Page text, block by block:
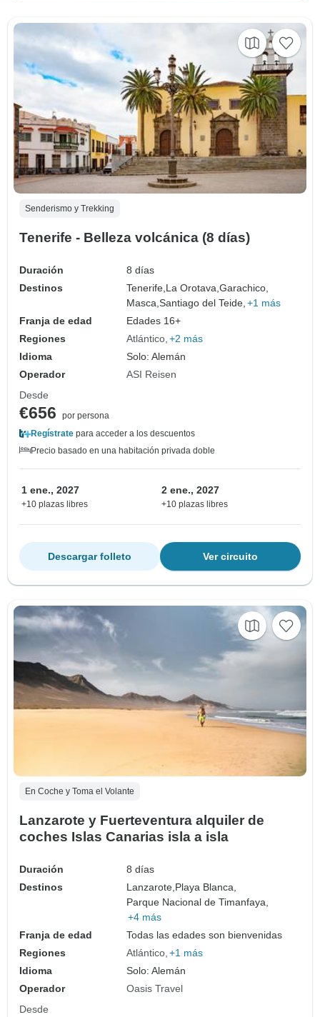
Senderismo y Trekking
Tenerife - Belleza volcánica (8 días)
Duración
8 días
Destinos
Tenerife,La Orotava,Garachico,
Masca,Santiago del Teide, +1 más
Franja de edad
Edades 16+
Regiones
Atlántico +2 más
Idioma
Solo: Alemán
Operador
ASI Reisen
Desde
€656
por persona
Regístrate para acceder a los descuentos
Precio basado en una habitación privada doble
1 ene., 2027
+10 plazas libres
2 ene., 2027
+10 plazas libres
Ver circuito
Descargar folleto
En Coche y Toma el Volante
Lanzarote y Fuerteventura alquiler de
coches Islas Canarias isla a isla
Duración
8 días
Destinos
Lanzarote,Playa Blanca,
Parque Nacional de Timanfaya,
+4 más
Franja de edad
Todas las edades son bienvenidas
Regiones
Atlántico +1 más
Idioma
Solo: Alemán
Operador
Oasis Travel
Desde